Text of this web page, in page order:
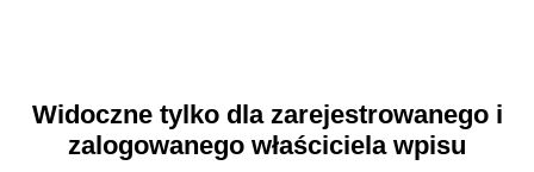
Widoczne tylko dla zarejestrowanego i
zalogowanego właściciela wpisu